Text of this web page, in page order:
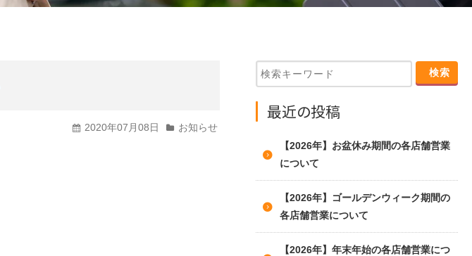
2020年07月08日 お知らせ
最近の投稿
【2026年】お盆休み期間の各店舗営業
について
【2026年】ゴールデンウィーク期間の
各店舗営業について
【2026年】年末年始の各店舗営業につ